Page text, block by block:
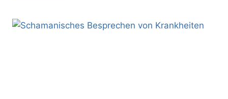
SCHUTZ,